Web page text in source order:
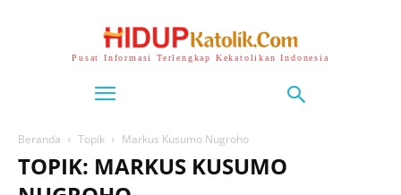
Pusat Informasi Terlengkap Kekatolikan Indonesia
Beranda Topik Markus Kusumo Nugroho
TOPIK: MARKUS KUSUMO